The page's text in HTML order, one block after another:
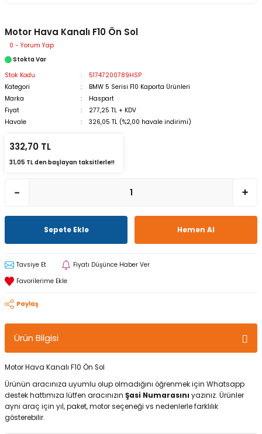
Motor Hava Kanalı F10 Ön Sol
0 - Yorum Yap
Stokta Var
Stok Kodu
51747200789HSP
Kategori
BMW 5 Serisi F10 Kaporta Ürünleri
Marka
Haspart
Fiyat
277,25 TL + KDV
Havale
326,05 TL (%2,00 havale indirimi)
332,70 TL
31,05 TL den başlayan taksitlerle!!
Sepete Ekle Hemen Al
Tavsiye Et Fiyatı Düşünce Haber Ver
Paylaş
Ürün Bilgisi
Motor Hava Kanalı F10 Ön Sol
Ürünün aracınıza uyumlu olup olmadığını öğrenmek için Whatsapp
destek hattımıza lütfen aracınızın Şasi Numarasını yazınız. Ürünler
aynı araç için yıl, paket, motor seçeneği vs nedenlerle farklılık
gösterebilir.